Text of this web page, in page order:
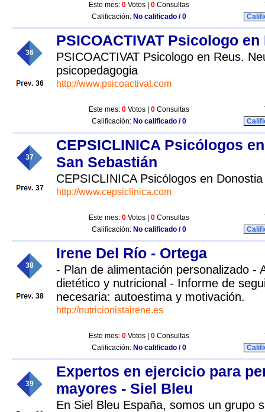
Este mes: 0 Votos | 0 Consultas
Calificación: No calificado / 0
36
36
PSICOACTIVAT Psicologo en
PSICOACTIVAT Psicologo en Reus.
psicopedagogia
http://www.psicoactivat.com
Este mes: 0 Votos | 0 Consultas
Calificación: No calificado / 0
37
37
CEPSICLINICA Psicólogos
San Sebastián
CEPSICLINICA Psicólogos en
http://www.cepsiclinica.com
Este mes: 0 Votos | 0 Consultas
Calificación: No calificado / 0
38
38
Irene Del Río - Ortega
- Plan de alimentación personalizado -
dietético y nutricional - Informe de
necesaria: autoestima y motivación.
http://nutricionistairene.es
Este mes: 0 Votos | 0 Consultas
Calificación: No calificado / 0
39
Expertos en ejercicio para
mayores - Siel Bleu
En Siel Bleu España, somos un grupo